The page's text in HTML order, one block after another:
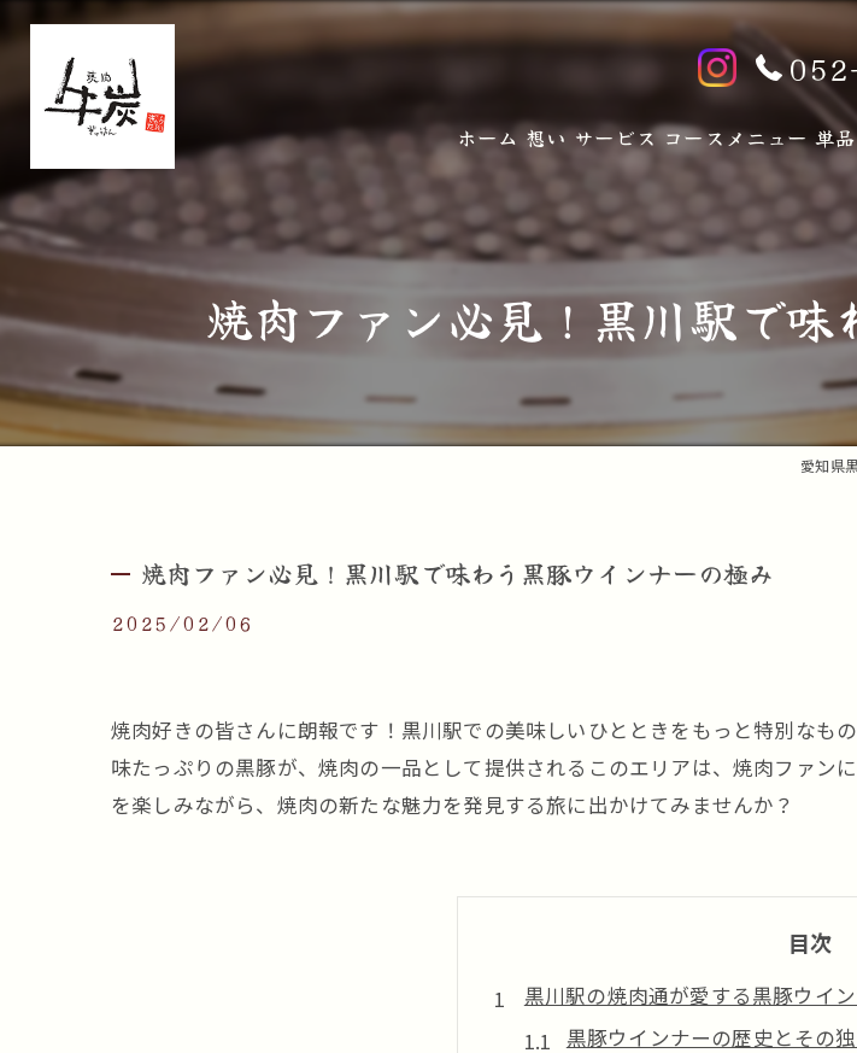
ホーム 想い サービス コースメニュー 単
焼肉ファン必見！黒川駅で
愛知県
焼肉ファン必見！黒川駅で味わう黒豚ウインナーの極み
2025/02/06
焼肉好きの皆さんに朗報です！黒川駅での美味しいひとときをもっと特別なも
味たっぷりの黒豚が、焼肉の一品として提供されるこのエリアは、焼肉ファン
を楽しみながら、焼肉の新たな魅力を発見する旅に出かけてみませんか？
目次
黒川駅の焼肉通が愛する黒豚ウイ
黒豚ウインナーの歴史とその